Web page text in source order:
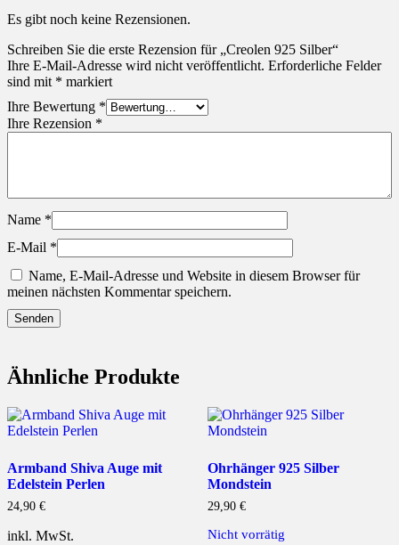
Es gibt noch keine Rezensionen.
Schreiben Sie die erste Rezension für „Creolen 925 Silber“
Ihre E-Mail-Adresse wird nicht veröffentlicht. Erforderliche Felder
sind mit * markiert
Ihre Bewertung *
Ihre Rezension *
Name *
E-Mail *
Name, E-Mail-Adresse und Website in diesem Browser für
meinen nächsten Kommentar speichern.
Ähnliche Produkte
Armband Shiva Auge mit
Edelstein Perlen
24,90 €
inkl. MwSt.
Ohrhänger 925 Silber
Mondstein
29,90 €
Nicht vorrätig